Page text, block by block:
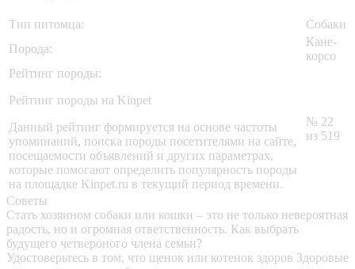
Тип питомца:
Собаки
Порода:
Кане-
корсо
Рейтинг породы:
Рейтинг породы на Kinpet
Данный рейтинг формируется на основе частоты
упоминаний, поиска породы посетителями на сайте,
посещаемости объявлений и других параметрах,
которые помогают определить популярность породы
на площадке Kinpet.ru в текущий период времени.
№ 22
из 519
Советы
Стать хозяином собаки или кошки – это не только невероятная
радость, но и огромная ответственность. Как выбрать
будущего четвероного члена семьи?
Удостоверьтесь в том, что щенок или котенок здоров Здоровые